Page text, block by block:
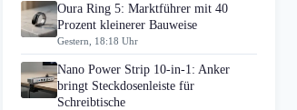
Oura Ring 5: Marktführer mit 40
Prozent kleinerer Bauweise
Gestern, 18:18 Uhr
Nano Power Strip 10-in-1: Anker
bringt Steckdosenleiste für
Schreibtische